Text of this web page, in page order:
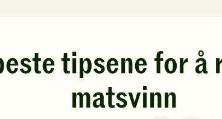
tipsene for å
matsvinn